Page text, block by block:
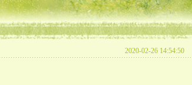
2020-02-26 14:54:50